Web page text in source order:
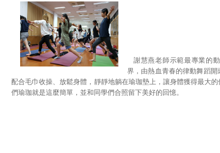
謝慧燕老師示範最專業的
界，由熱血青春的律動舞蹈
配合毛巾收操、放鬆身體，靜靜地躺在瑜珈墊上，讓身體獲得最大
們瑜珈就是這麼簡單，並和同學們合照留下美好的回憶。